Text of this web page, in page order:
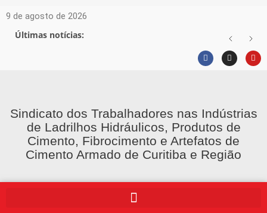
9 de agosto de 2026
Últimas notícias:
Sindicato dos Trabalhadores nas Indústrias
de Ladrilhos Hidráulicos, Produtos de
Cimento, Fibrocimento e Artefatos de
Cimento Armado de Curitiba e Região